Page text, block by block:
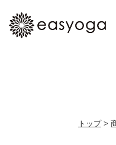
トップ>